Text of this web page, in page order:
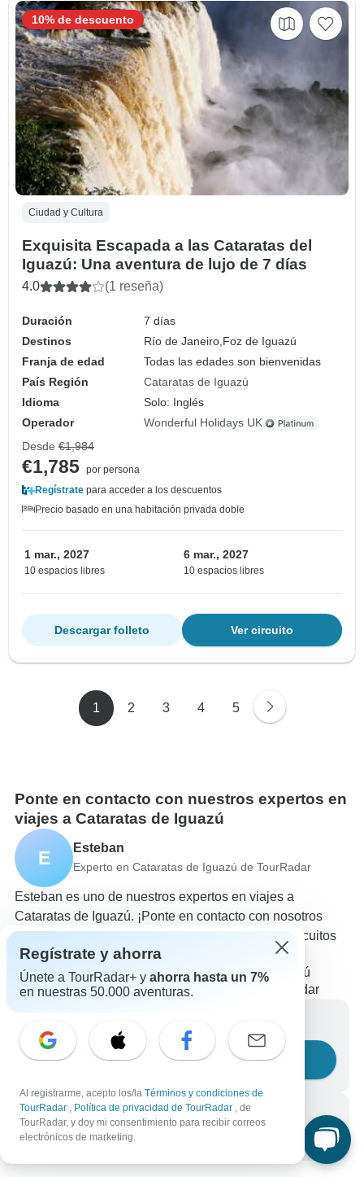
Ciudad y Cultura
Exquisita Escapada a las Cataratas del
Iguazú: Una aventura de lujo de 7 días
4.0 (1 reseña)
Duración
7 días
Destinos
Río de Janeiro,Foz de Iguazú
Franja de edad
Todas las edades son bienvenidas
País Región
Cataratas de Iguazú
Idioma
Solo: Inglés
Operador
Wonderful Holidays UK
10% de descuento
Desde €1,984
€1,785 por persona
Regístrate para acceder a los descuentos
Precio basado en una habitación privada doble
1 mar., 2027
10 espacios libres
6 mar., 2027
10 espacios libres
Ver circuito
Descargar folleto
1 2 3 4 5
Ponte en contacto con nuestros expertos en
viajes a Cataratas de Iguazú
E Esteban
Experto en Cataratas de Iguazú de TourRadar
Esteban es uno de nuestros expertos en viajes a
Cataratas de Iguazú. ¡Ponte en contacto con nosotros
para responder a todas tus preguntas sobre los circuitos
en Cataratas de Iguazú!
Elige entre +76 circuitos en Cataratas de Iguazú
301 reseñas verificadas de clientes de TourRadar
Haznos una pregunta
Llámanos
+34 933 938 984
Regístrate y ahorra
Únete a TourRadar+ y ahorra hasta un 7%
en nuestras 50.000 aventuras.
Al registrarme, acepto los/la Términos y condiciones de
TourRadar , Política de privacidad de TourRadar , de
TourRadar, y doy mi consentimiento para recibir correos
electrónicos de marketing.